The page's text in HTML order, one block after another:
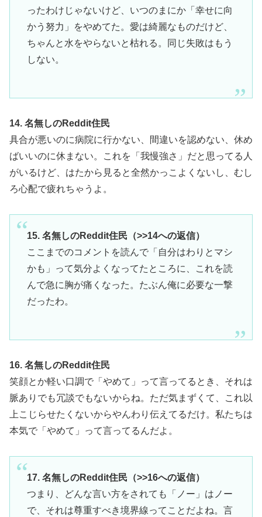
ったわけじゃないけど、いつのまにか「幸せに向
かう努力」をやめてた。愛は綺麗なものだけど、
ちゃんと水をやらないと枯れる。同じ失敗はもう
しない。
14. 名無しのReddit住民
具合が悪いのに病院に行かない、間違いを認めない、休め
ばいいのに休まない。これを「我慢強さ」だと思ってる人
がいるけど、はたから見ると全然かっこよくないし、むし
ろ心配で疲れちゃうよ。
15. 名無しのReddit住民（>>14への返信）
ここまでのコメントを読んで「自分はわりとマシ
かも」って気分よくなってたところに、これを読
んで急に胸が痛くなった。たぶん俺に必要な一撃
だったわ。
16. 名無しのReddit住民
笑顔とか軽い口調で「やめて」って言ってるとき、それは
脈ありでも冗談でもないからね。ただ気まずくて、これ以
上こじらせたくないからやんわり伝えてるだけ。私たちは
本気で「やめて」って言ってるんだよ。
17. 名無しのReddit住民（>>16への返信）
つまり、どんな言い方をされても「ノー」はノー
で、それは尊重すべき境界線ってことだよね。言